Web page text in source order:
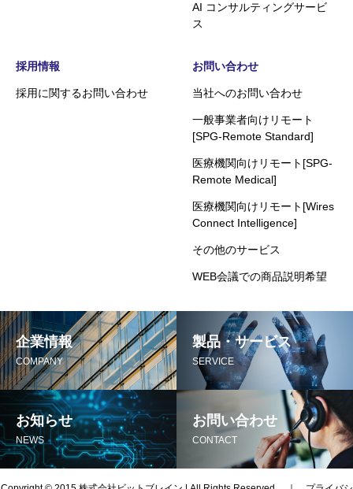
AI コンサルティングサービ
ス
採用情報
採用に関するお問い合わせ
お問い合わせ
当社へのお問い合わせ
一般事業者向けリモート
[SPG-Remote Standard]
医療機関向けリモート[SPG-
Remote Medical]
医療機関向けリモート[Wires
Connect Intelligence]
その他のサービス
WEB会議での商品説明希望
企業情報
COMPANY
製品・サービス
SERVICE
お知らせ
NEWS
お問い合わせ
CONTACT